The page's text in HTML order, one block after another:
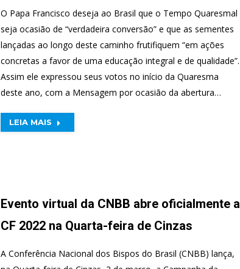
O Papa Francisco deseja ao Brasil que o Tempo Quaresmal
seja ocasião de “verdadeira conversão” e que as sementes
lançadas ao longo deste caminho frutifiquem “em ações
concretas a favor de uma educação integral e de qualidade”.
Assim ele expressou seus votos no início da Quaresma
deste ano, com a Mensagem por ocasião da abertura…
LEIA MAIS
Evento virtual da CNBB abre oficialmente a
CF 2022 na Quarta-feira de Cinzas
A Conferência Nacional dos Bispos do Brasil (CNBB) lança,